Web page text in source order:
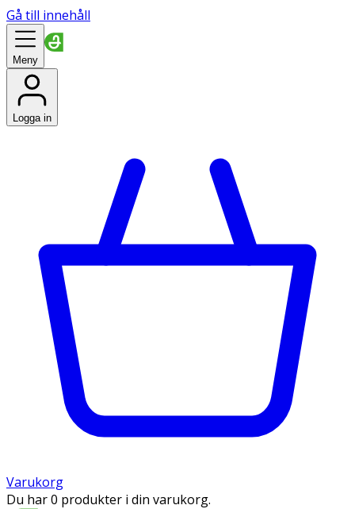
Gå till innehåll
Meny
Logga in
Varukorg
Du har 0 produkter i din varukorg.